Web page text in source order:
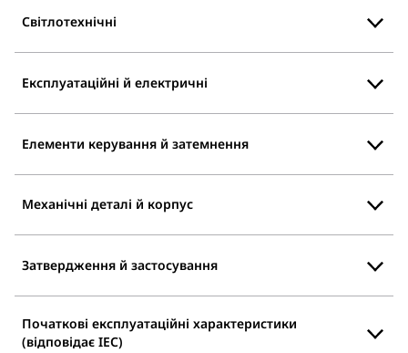
Світлотехнічні
Експлуатаційні й електричні
Елементи керування й затемнення
Механічні деталі й корпус
Затвердження й застосування
Початкові експлуатаційні характеристики
(відповідає IEC)